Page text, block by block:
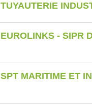
TUYAUTERIE
EUROLINKS - SIPR
SPT MARITIME ET